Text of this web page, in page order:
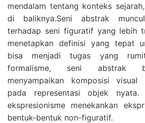
mendalam tentang konteks
di baliknya.Seni abstrak
terhadap seni figuratif yang lebih
menetapkan definisi yang tepat
bisa menjadi tugas yang
formalisme, seni abstrak
menyampaikan komposisi visual
pada representasi objek nyata.
ekspresionisme menekankan
bentuk-bentuk non-figuratif.